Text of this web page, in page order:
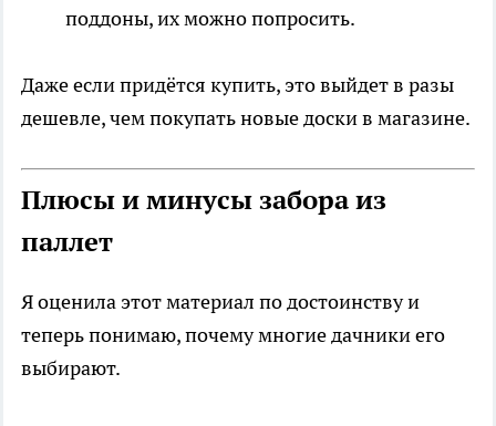
поддоны, их можно попросить.
Даже если придётся купить, это выйдет в разы
дешевле, чем покупать новые доски в магазине.
Плюсы и минусы забора из
паллет
Я оценила этот материал по достоинству и
теперь понимаю, почему многие дачники его
выбирают.